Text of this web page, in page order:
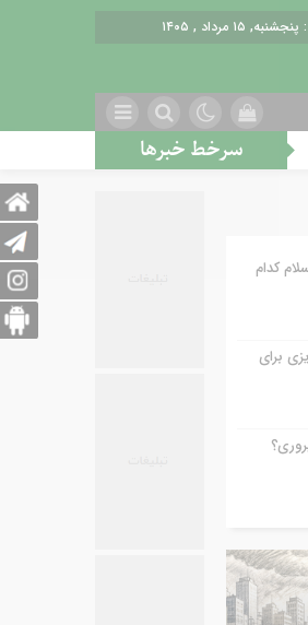
۱۵ مرداد , ۱۴۰۵
سرخط خبرها
شهرنشینی تا شهروندی
کدام
برای